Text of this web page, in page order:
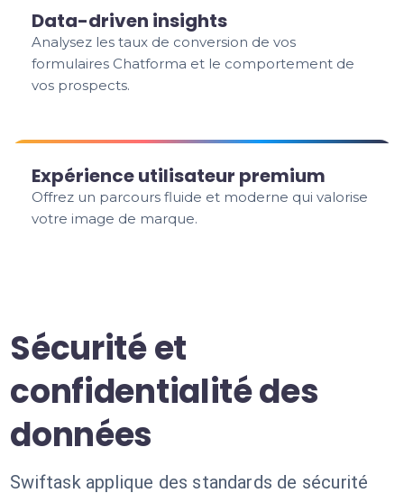
Data-driven insights
Analysez les taux de conversion de vos
formulaires Chatforma et le comportement de
vos prospects.
Expérience utilisateur premium
Offrez un parcours fluide et moderne qui valorise
votre image de marque.
Sécurité et
confidentialité des
données
Swiftask applique des standards de sécurité